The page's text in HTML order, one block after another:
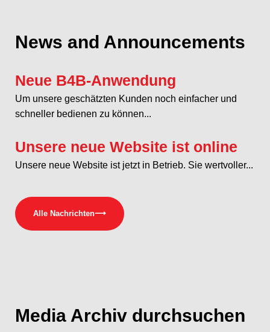
News and Announcements
Neue B4B-Anwendung
Um unsere geschätzten Kunden noch einfacher und
schneller bedienen zu können...
Unsere neue Website ist online
Unsere neue Website ist jetzt in Betrieb. Sie wertvoller...
Alle Nachrichten⟶
Media Archiv durchsuchen